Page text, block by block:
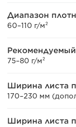
Диапазон
60–110 г/м²
75–80 г/м²
Ширина листа
170–230 мм
Ширина листа